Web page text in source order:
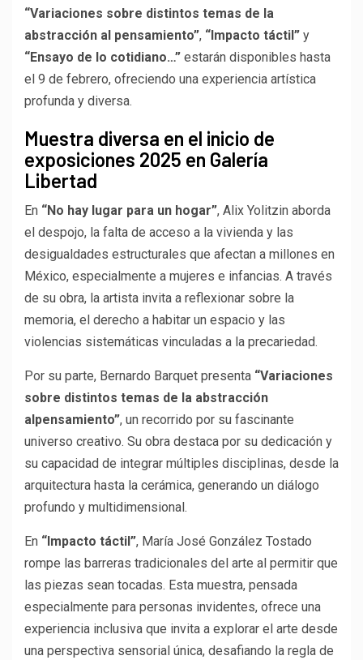
“Variaciones sobre distintos temas de la
abstracción al pensamiento”, “Impacto táctil” y
“Ensayo de lo cotidiano…” estarán disponibles hasta
el 9 de febrero, ofreciendo una experiencia artística
profunda y diversa.
Muestra diversa en el inicio de
exposiciones 2025 en Galería
Libertad
En “No hay lugar para un hogar”, Alix Yolitzin aborda
el despojo, la falta de acceso a la vivienda y las
desigualdades estructurales que afectan a millones en
México, especialmente a mujeres e infancias. A través
de su obra, la artista invita a reflexionar sobre la
memoria, el derecho a habitar un espacio y las
violencias sistemáticas vinculadas a la precariedad.
Por su parte, Bernardo Barquet presenta “Variaciones
sobre distintos temas de la abstracción
alpensamiento”, un recorrido por su fascinante
universo creativo. Su obra destaca por su dedicación y
su capacidad de integrar múltiples disciplinas, desde la
arquitectura hasta la cerámica, generando un diálogo
profundo y multidimensional.
En “Impacto táctil”, María José González Tostado
rompe las barreras tradicionales del arte al permitir que
las piezas sean tocadas. Esta muestra, pensada
especialmente para personas invidentes, ofrece una
experiencia inclusiva que invita a explorar el arte desde
una perspectiva sensorial única, desafiando la regla de